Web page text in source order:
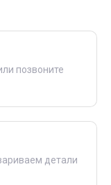
позвоните
детали